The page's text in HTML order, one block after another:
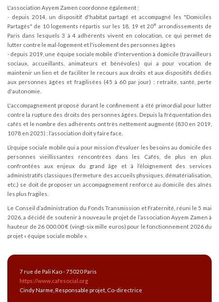
L'association Ayyem Zamen coordonne également :
- depuis 2014, un dispositif d'habitat partagé et accompagné les "Domiciles
Partagés" de 10 logements répartis sur les 18, 19 et 20e arrondissements de
Paris dans lesquels 3 à 4 adhérents vivent en colocation, ce qui permet de
lutter contre le mal-logement et l'isolement des personnes âgées
- depuis 2019, une équipe sociale mobile d'intervention à domicile (travailleurs
sociaux, accueillants, animateurs et bénévoles) qui a pour vocation de
maintenir un lien et de faciliter le recours aux droits et aux dispositifs dédiés
aux personnes âgées et fragilisées (45 à 60 par jour) : retraite, santé, perte
d'autonomie.
L'accompagnement proposé durant le confinement a été primordial pour lutter
contre la rupture des droits des personnes âgées. Depuis la fréquentation des
cafés et le nombre des adhérents ont très nettement augmenté (830 en 2019,
1078 en 2025) : l’association doit y faire face.
L’équipe sociale mobile qui a pour mission d'évaluer les besoins au domicile des
personnes vieillissantes rencontrées dans les Cafés, de plus en plus
confrontées aux enjeux du grand âge et à l’éloignement des services
administratifs classiques (fermeture des accueils physiques, dématérialisation,
etc.) se doit de proposer un accompagnement renforcé au domicile des aînés
les plus fragiles.
Le Conseil d’administration du Fonds Transmission et Fraternité, réuni le 5 mai
2026, a décidé de soutenir à nouveau le projet de l’association Ayyem Zamen à
hauteur de 26 000.00 € (vingt-six mille euros) pour le fonctionnement 2026 du
projet « équipe sociale mobile ».
7 rue de Pali Kao - 75020 Paris
https://www.cafesocial.org
Cindy Narme, Responsable projet, Co-directrice